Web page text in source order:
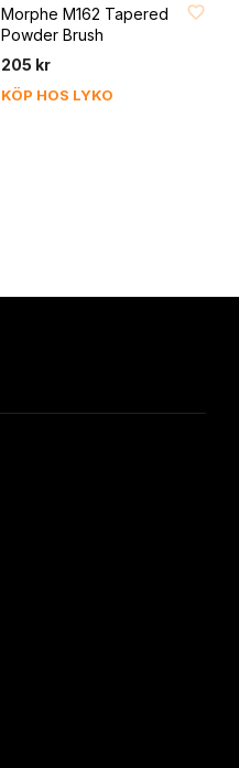
Morphe M162 Tapered
Powder Brush
205 kr
KÖP HOS LYKO